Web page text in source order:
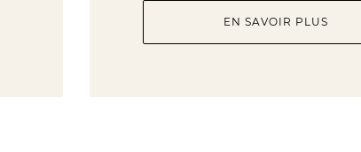
EN SAVOIR PLUS